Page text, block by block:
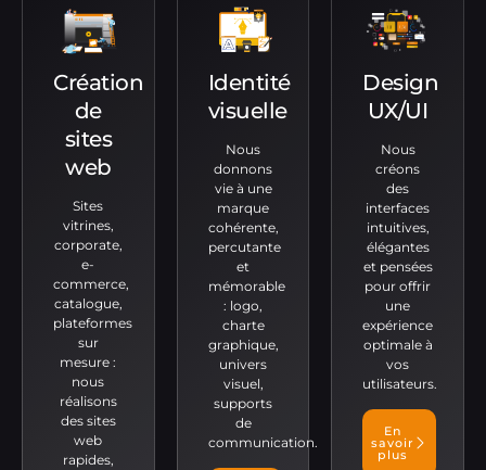
Création
de
sites
web
Sites
vitrines,
corporate,
e-
commerce,
catalogue,
plateformes
sur
mesure :
nous
réalisons
des sites
web
rapides,
Identité
visuelle
Nous
donnons
vie à une
marque
cohérente,
percutante
et
mémorable
: logo,
charte
graphique,
univers
visuel,
supports
de
communication.
Design
UX/UI
Nous
créons
des
interfaces
intuitives,
élégantes
et pensées
pour offrir
une
expérience
optimale à
vos
utilisateurs.
En
savoir
plus